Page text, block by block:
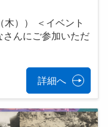
木）） ＜イベント
んにご参加いただ
詳細へ